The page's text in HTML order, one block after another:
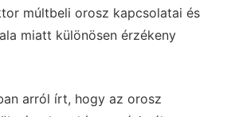
múltbeli orosz kapcsolatai és
miatt különösen érzékeny
arról írt, hogy az orosz